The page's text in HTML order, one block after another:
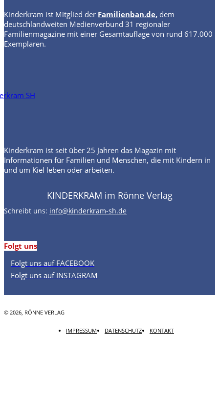
Kinderkram ist Mitglied der Familienban.de, dem
deutschlandweiten Medienverbund 31 regionaler
Familienmagazine mit einer Gesamtauflage von rund 617.000
Exemplaren.
Kinderkram ist seit über 25 Jahren das Magazin mit
Informationen für Familien und Menschen, die mit Kindern in
und um Kiel leben oder arbeiten.
KINDERKRAM im Rönne Verlag
Schreibt uns: info@kinderkram-sh.de
Folgt uns
Folgt uns auf FACEBOOK
Folgt uns auf INSTAGRAM
© 2026, RÖNNE VERLAG
IMPRESSUM DATENSCHUTZ KONTAKT